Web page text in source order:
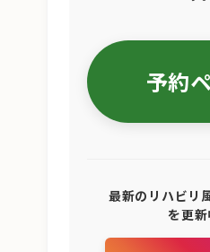
予約
最新のリハビリ
を更新